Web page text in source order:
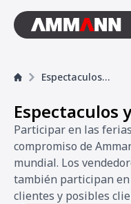
Espectaculos y eventos
Espectaculos
Participar en las
compromiso de
mundial. Los
también participan
clientes y posibles